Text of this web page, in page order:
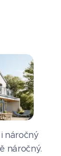
náročný
náročný.